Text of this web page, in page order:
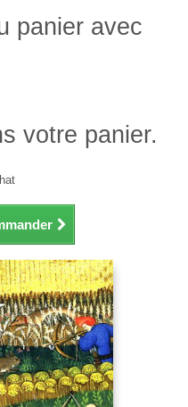
panier avec
votre panier.